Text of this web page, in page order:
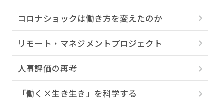
コロナショックは働き方を変えたのか
リモート・マネジメントプロジェクト
人事評価の再考
「働く×生き生き」を科学する